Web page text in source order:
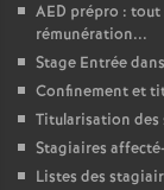
AED prépro : tout
rémunération...
Stage Entrée
Confinement et
Titularisation des
Stagiaires
Listes des